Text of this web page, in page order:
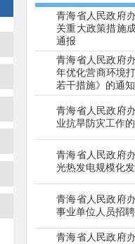
青海省人民政府
关重大政策措施
通报
青海省人民政府
年优化营商环境
若干措施》的通知
青海省人民政府
业抗旱防灾工作
青海省人民政府
光热发电规模化
青海省人民政府
事业单位人员招
青海省人民政府